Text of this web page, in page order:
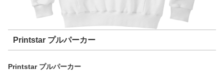
Printstar プルパーカー
Printstar プルパーカー